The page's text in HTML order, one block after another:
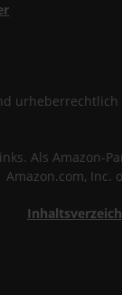
Als
Amazon.com, Inc.